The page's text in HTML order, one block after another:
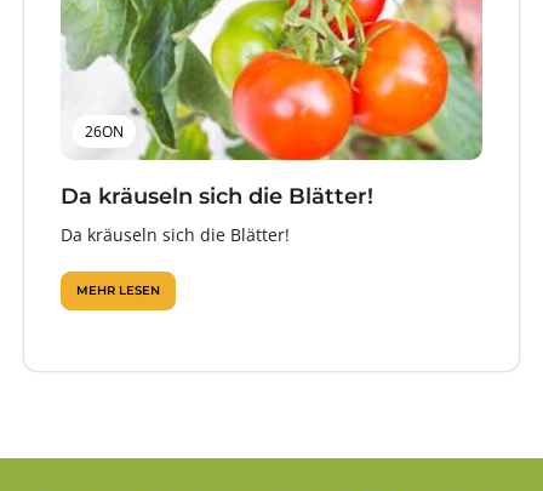
26ON
Da kräuseln sich die Blätter!
Da kräuseln sich die Blätter!
MEHR LESEN